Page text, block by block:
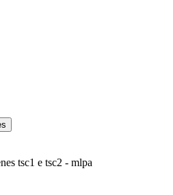
tsc1 e tsc2 - mlpa